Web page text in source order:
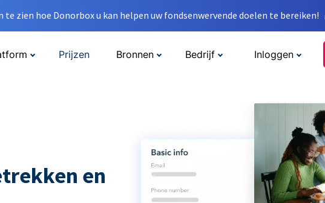
te zien hoe Donorbox u kan helpen uw fondsenwervende doelen te bereiken!
Prijzen Bronnen Bedrijf Inloggen
en